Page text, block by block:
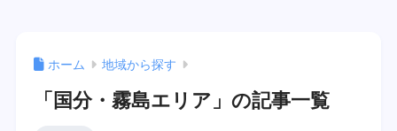
ホーム 地域から探す
「国分・霧島エリア」の記事一覧